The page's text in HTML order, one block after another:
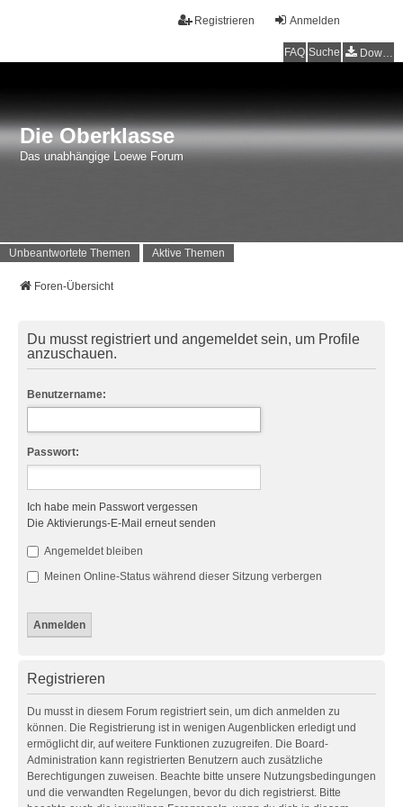
Anmelden
Registrieren
FAQ Suche Downloads
Die Oberklasse
Das unabhängige Loewe Forum
Unbeantwortete Themen Aktive Themen
Foren-Übersicht
Du musst registriert und angemeldet sein, um Profile
anzuschauen.
Benutzername:
Passwort:
Ich habe mein Passwort vergessen
Die Aktivierungs-E-Mail erneut senden
Angemeldet bleiben
Meinen Online-Status während dieser Sitzung verbergen
Registrieren
Du musst in diesem Forum registriert sein, um dich anmelden zu
können. Die Registrierung ist in wenigen Augenblicken erledigt und
ermöglicht dir, auf weitere Funktionen zuzugreifen. Die Board-
Administration kann registrierten Benutzern auch zusätzliche
Berechtigungen zuweisen. Beachte bitte unsere Nutzungsbedingungen
und die verwandten Regelungen, bevor du dich registrierst. Bitte